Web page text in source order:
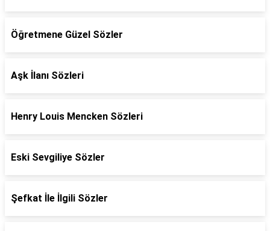
Öğretmene Güzel Sözler
Aşk İlanı Sözleri
Henry Louis Mencken Sözleri
Eski Sevgiliye Sözler
Şefkat İle İlgili Sözler